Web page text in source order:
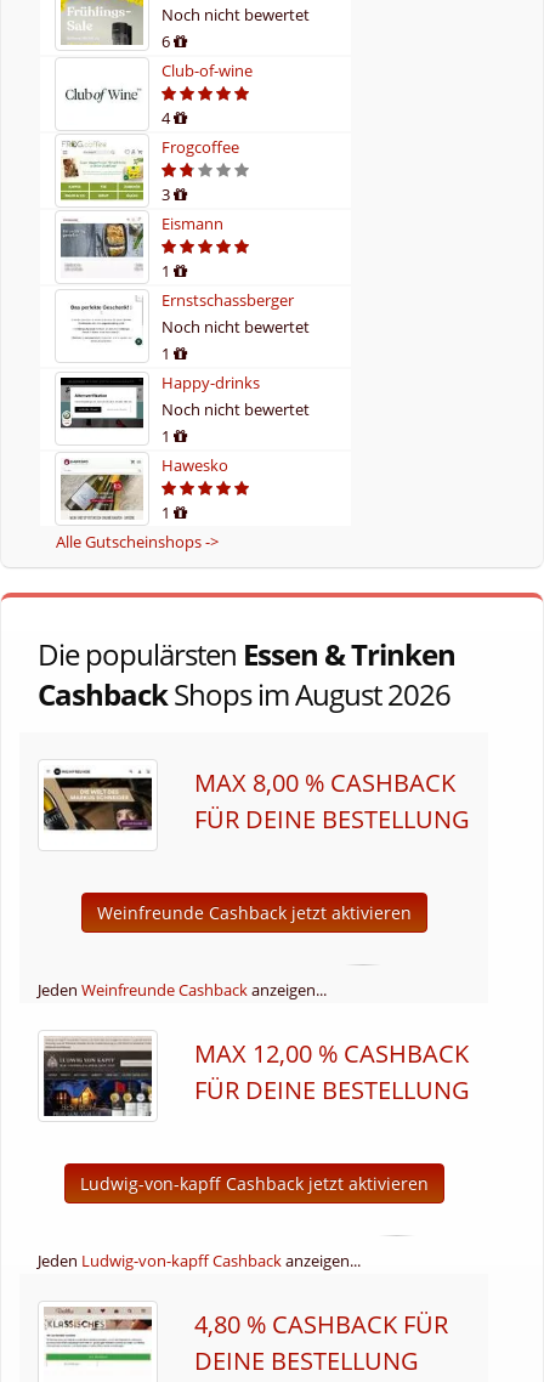
Noch nicht bewertet
6
Club-of-wine
4
Frogcoffee
3
Eismann
1
Ernstschassberger
Noch nicht bewertet
1
Happy-drinks
Noch nicht bewertet
1
Hawesko
1
Alle Gutscheinshops ->
Die populärsten Essen & Trinken
CashbackShops im August 2026
MAX 8,00 % CASHBACK
FÜR DEINE BESTELLUNG
Weinfreunde Cashback jetzt aktivieren
Jeden Weinfreunde Cashbackanzeigen...
MAX 12,00 % CASHBACK
FÜR DEINE BESTELLUNG
Ludwig-von-kapff Cashback jetzt aktivieren
Jeden Ludwig-von-kapff Cashbackanzeigen...
4,80 % CASHBACK FÜR
DEINE BESTELLUNG